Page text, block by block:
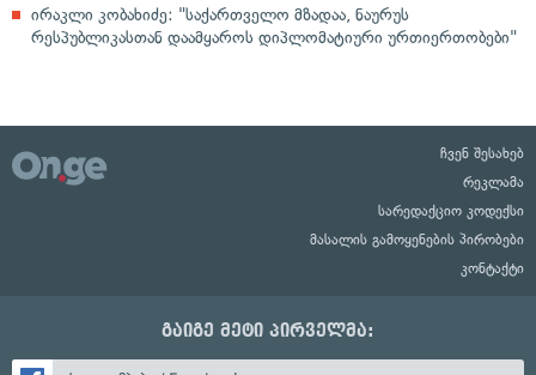
ირაკლი კობახიძე: "საქართველო მზადაა, ნაურუს
რესპუბლიკასთან დაამყაროს დიპლომატიური ურთიერთობები"
ჩვენ შესახებ
რეკლამა
სარედაქციო კოდექსი
მასალის გამოყენების პირობები
კონტაქტი
გაიგე მეტი პირველმა: